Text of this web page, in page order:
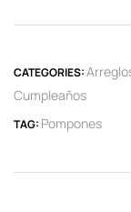
CATEGORIES:
Cumpleaños
TAG: Pompones